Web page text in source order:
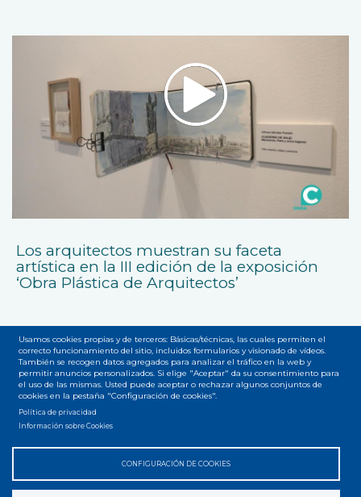
Los arquitectos muestran su faceta
artística en la III edición de la exposición
‘Obra Plástica de Arquitectos’
Menú
del
Accesibilidad Privacidad Legal Cookies
Usamos cookies propias y de terceros: Básicas/técnicas, las cuales permiten el
correcto funcionamiento del sitio, incluidos formularios y visionado de vídeos.
También se recogen datos agregados para analizar el tráfico en la web y
permitir anuncios personalizados. Si elige "Aceptar" da su consentimiento para
el uso de las mismas. Usted puede aceptar o rechazar algunos conjuntos de
cookies en la pestaña "Configuración de cookies".
Política de privacidad
Información sobre Cookies
CONFIGURACIÓN DE COOKIES